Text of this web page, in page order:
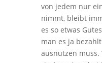
von jedem nur
nimmt, bleibt
es so etwas
man es ja
ausnutzen